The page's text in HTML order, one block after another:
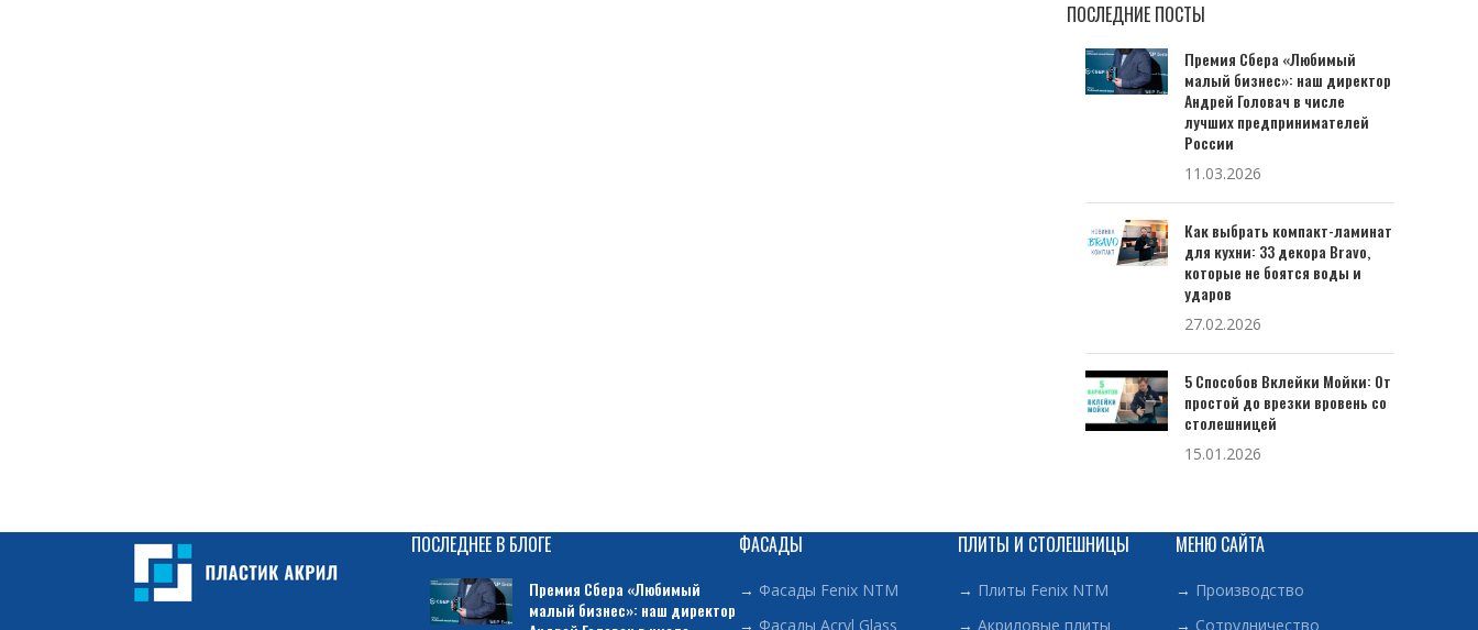
ПОСЛЕДНИЕ ПОСТЫ
Премия Сбера «Любимый
малый бизнес»: наш директор
Андрей Головач в числе
лучших предпринимателей
России
11.03.2026
Как выбрать компакт-ламинат
для кухни: 33 декора Bravo,
которые не боятся воды и
ударов
27.02.2026
5 Способов Вклейки Мойки: От
простой до врезки вровень со
столешницей
15.01.2026
ПОСЛЕДНЕЕ В БЛОГЕ
Премия Сбера «Любимый
малый бизнес»: наш директор
ФАСАДЫ
→ Фасады Fenix NTM
→ Фасады Acryl Glass
ПЛИТЫ И СТОЛЕШНИЦЫ
→ Плиты Fenix NTM
→ Акриловые плиты
МЕНЮ САЙТА
→ Производство
→ Сотрудничество